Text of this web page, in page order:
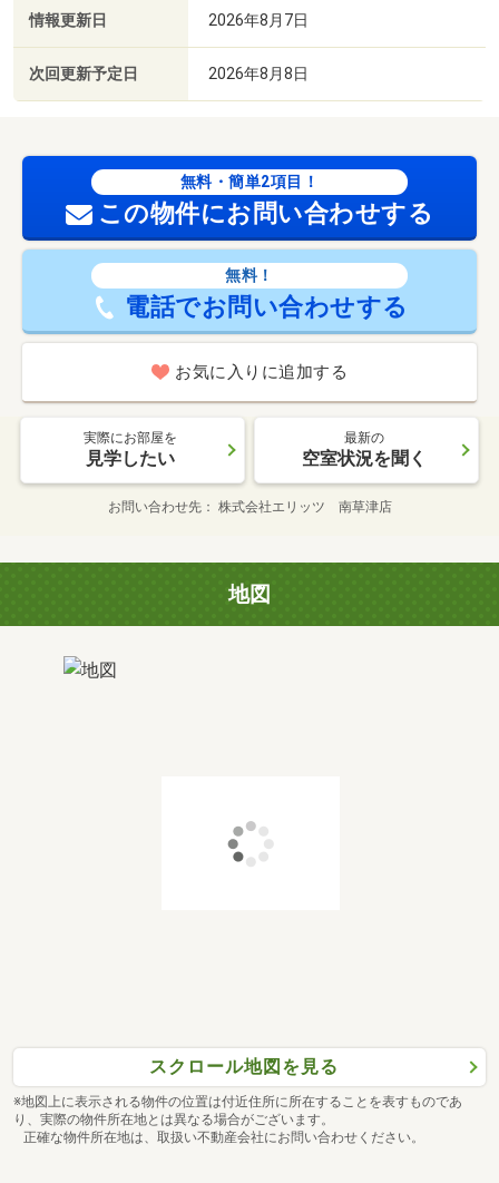
情報更新日 2026年8月7日
次回更新予定日 2026年8月8日
無料・簡単2項目！
この物件にお問い合わせする
無料！
電話でお問い合わせする
お気に入りに追加する
実際にお部屋を
見学したい
最新の
空室状況を聞く
お問い合わせ先 株式会社エリッツ 南草津店
地図
スクロール地図を見る
※地図上に表示される物件の位置は付近住所に所在することを表すものであ
り、実際の物件所在地とは異なる場合がございます。
正確な物件所在地は、取扱い不動産会社にお問い合わせください。